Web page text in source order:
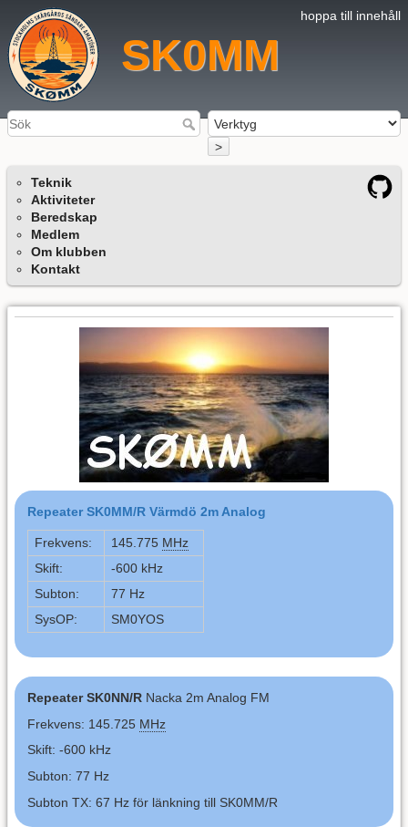
hoppa till innehåll
SK0MM
>
Teknik
Aktiviteter
Beredskap
Medlem
Om klubben
Kontakt
Repeater SK0MM/R Värmdö 2m Analog
Frekvens: 145.775 MHz
Skift:
-600 kHz
Subton:
77 Hz
SysOP:
SM0YOS
Repeater SK0NN/R Nacka 2m Analog FM
Frekvens: 145.725 MHz
Skift: -600 kHz
Subton: 77 Hz
Subton TX: 67 Hz för länkning till SK0MM/R